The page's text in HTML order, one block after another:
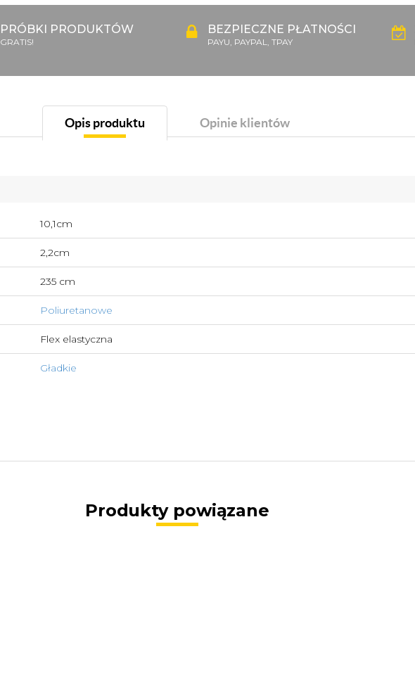
PRÓBKI PRODUKTÓW
GRATIS!
BEZPIECZNE PŁATNOŚCI
PAYU, PAYPAL, TPAY
Opis produktu Opinie klientów
10,1cm
2,2cm
235 cm
Poliuretanowe
Flex elastyczna
Gładkie
Produkty powiązane